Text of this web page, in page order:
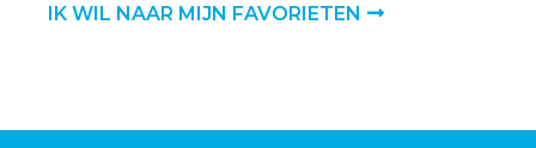
IK WIL NAAR MIJN FAVORIETEN